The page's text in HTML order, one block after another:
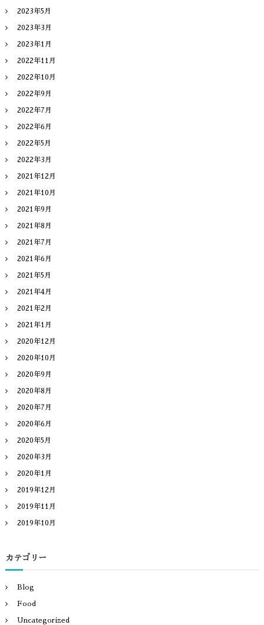
2023年5月
2023年3月
2023年1月
2022年11月
2022年10月
2022年9月
2022年7月
2022年6月
2022年5月
2022年3月
2021年12月
2021年10月
2021年9月
2021年8月
2021年7月
2021年6月
2021年5月
2021年4月
2021年2月
2021年1月
2020年12月
2020年10月
2020年9月
2020年8月
2020年7月
2020年6月
2020年5月
2020年3月
2020年1月
2019年12月
2019年11月
2019年10月
カテゴリー
Blog
Food
Uncategorized